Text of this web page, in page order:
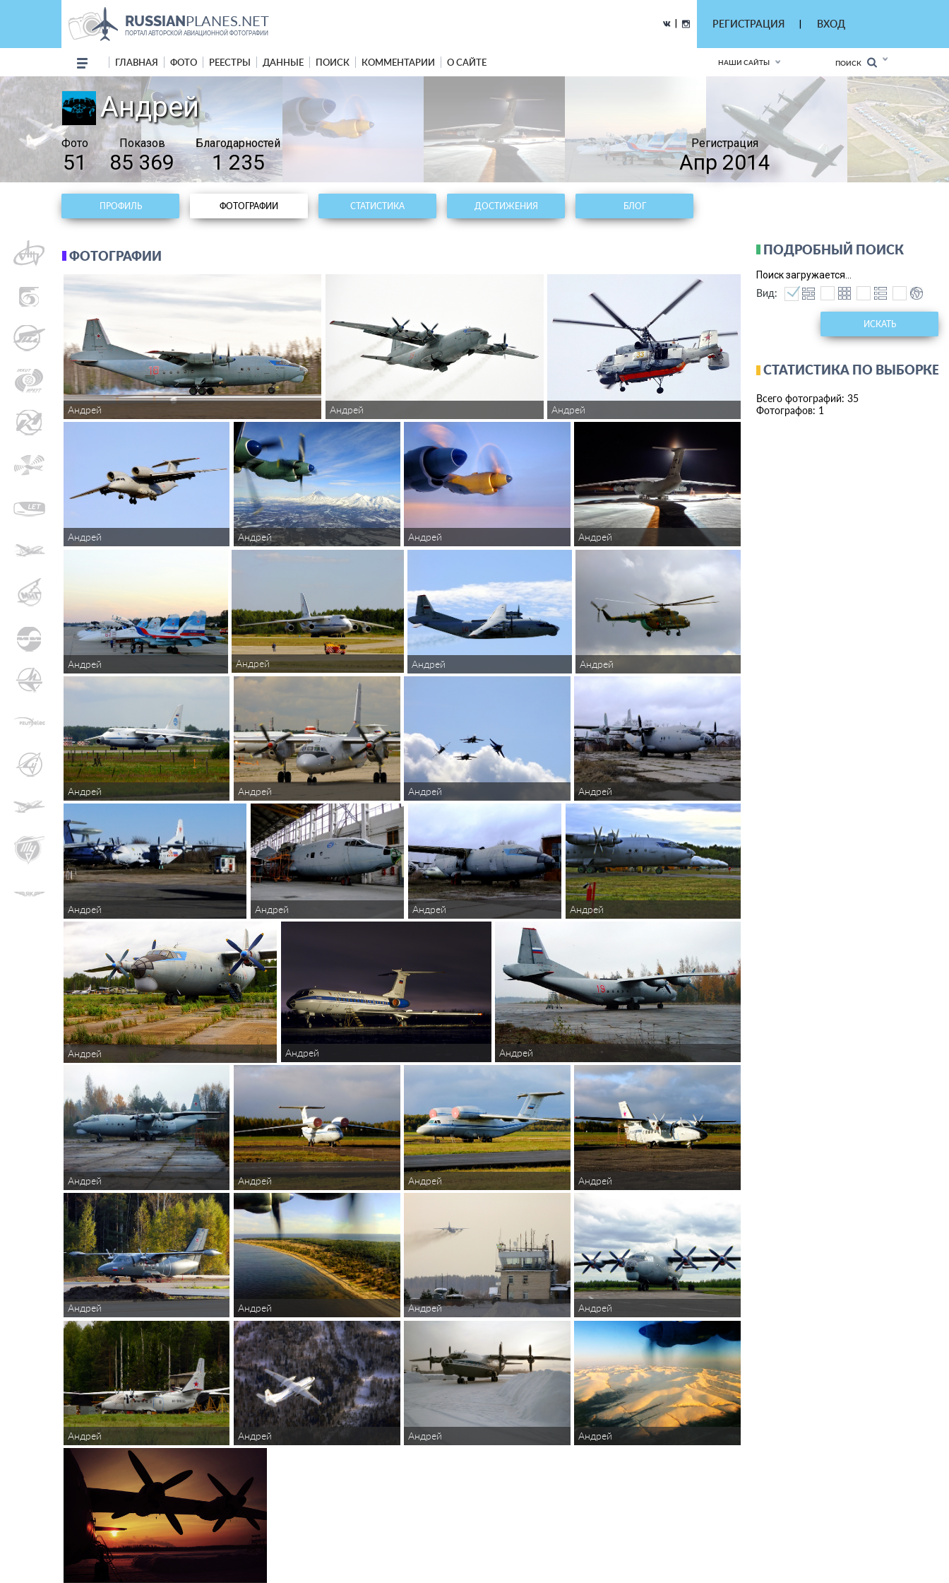
RUSSIANPLANES.NET
ПОРТАЛ АВТОРСКОЙ АВИАЦИОННОЙ ФОТОГРАФИИ
РЕГИСТРАЦИЯ ВХОД
ГЛАВНАЯ ФОТО РЕЕСТРЫ ДАННЫЕ ПОИСК КОММЕНТАРИИ О САЙТЕ НАШИ САЙТЫ ПОИСК
Андрей
Фото
51
Показов
85 369
Благодарностей
1 235
Регистрация
Апр 2014
ПРОФИЛЬ ФОТОГРАФИИ СТАТИСТИКА ДОСТИЖЕНИЯ БЛОГ
ФОТОГРАФИИ
Андрей Андрей Андрей
Андрей Андрей Андрей Андрей
Андрей Андрей Андрей Андрей
Андрей Андрей Андрей Андрей
Андрей Андрей Андрей Андрей
Андрей Андрей Андрей
Андрей Андрей Андрей Андрей
Андрей Андрей Андрей Андрей
Андрей Андрей Андрей Андрей
ПОДРОБНЫЙ ПОИСК
Поиск загружается...
Вид:
ИСКАТЬ
СТАТИСТИКА ПО ВЫБОРКЕ
Всего фотографий: 35
Фотографов: 1